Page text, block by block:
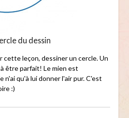
du dessin
cette leçon, dessiner un cercle. Un
être parfait! Le mien est
n'ai qu'à lui donner l'air pur. C'est
:)